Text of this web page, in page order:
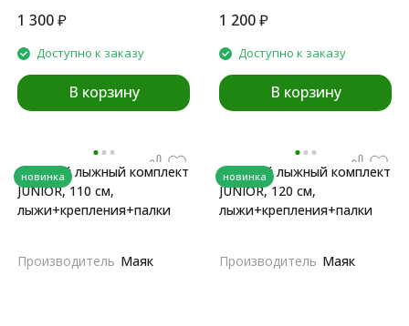
1 300₽
Доступно к заказу
В корзину
1 200₽
Доступно к заказу
В корзину
новинка
Детский лыжный комплект
JUNIOR, 110 см,
лыжи+крепления+палки
Производитель Маяк
новинка
Детский лыжный комплект
JUNIOR, 120 см,
лыжи+крепления+палки
Производитель Маяк